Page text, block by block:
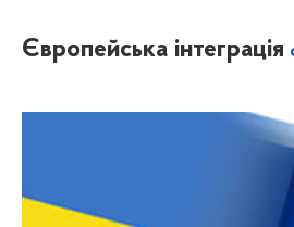
Європейська інтеграція